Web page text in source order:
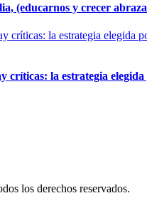
(educarnos y crecer
críticas: la estrategia
los derechos reservados.